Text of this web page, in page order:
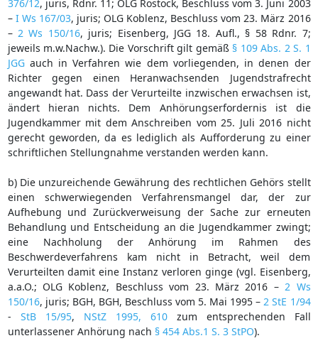
376/12, juris, Rdnr. 11; OLG Rostock, Beschluss vom 3. Juni 2003
– I Ws 167/03, juris; OLG Koblenz, Beschluss vom 23. März 2016
– 2 Ws 150/16, juris; Eisenberg, JGG 18. Aufl., § 58 Rdnr. 7;
jeweils m.w.Nachw.). Die Vorschrift gilt gemäß § 109 Abs. 2 S. 1
JGGauch in Verfahren wie dem vorliegenden, in denen der
Richter gegen einen Heranwachsenden Jugendstrafrecht
angewandt hat. Dass der Verurteilte inzwischen erwachsen ist,
ändert hieran nichts. Dem Anhörungserfordernis ist die
Jugendkammer mit dem Anschreiben vom 25. Juli 2016 nicht
gerecht geworden, da es lediglich als Aufforderung zu einer
schriftlichen Stellungnahme verstanden werden kann.
b) Die unzureichende Gewährung des rechtlichen Gehörs stellt
einen schwerwiegenden Verfahrensmangel dar, der zur
Aufhebung und Zurückverweisung der Sache zur erneuten
Behandlung und Entscheidung an die Jugendkammer zwingt;
eine Nachholung der Anhörung im Rahmen des
Beschwerdeverfahrens kam nicht in Betracht, weil dem
Verurteilten damit eine Instanz verloren ginge (vgl. Eisenberg,
a.a.O.; OLG Koblenz, Beschluss vom 23. März 2016 – 2 Ws
150/16, juris; BGH, BGH, Beschluss vom 5. Mai 1995 – 2 StE 1/94
- StB 15/95, NStZ 1995, 610zum entsprechenden Fall
unterlassener Anhörung nach § 454 Abs.1 S. 3 StPO).